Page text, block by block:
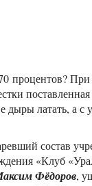
процентов?
поставленная
латать, а
состав
«Клуб
Фёдоров,